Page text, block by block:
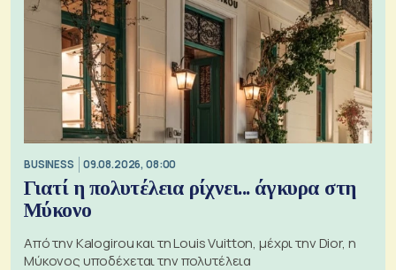
BUSINESS 09.08.2026, 08:00
Γιατί η πολυτέλεια ρίχνει... άγκυρα στη
Μύκονο
Από την Kalogirou και τη Louis Vuitton, μέχρι την Dior, η
Μύκονος υποδέχεται την πολυτέλεια